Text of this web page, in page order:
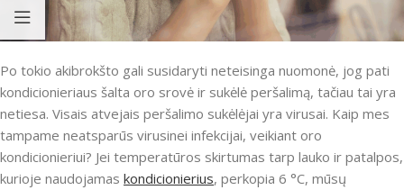
Po tokio akibrokšto gali susidaryti neteisinga nuomonė, jog pati
kondicionieriaus šalta oro srovė ir sukėlė peršalimą, tačiau tai yra
netiesa. Visais atvejais peršalimo sukėlėjai yra virusai. Kaip mes
tampame neatsparūs virusinei infekcijai, veikiant oro
kondicionieriui? Jei temperatūros skirtumas tarp lauko ir patalpos,
kurioje naudojamas kondicionierius, perkopia 6 °C, mūsų